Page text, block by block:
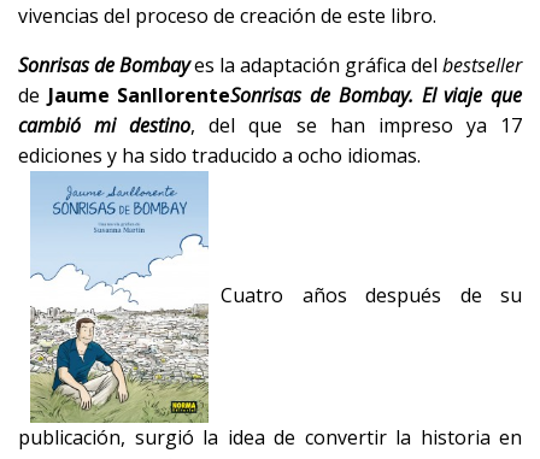
vivencias del proceso de creación de este libro.
Sonrisas de Bombayes la adaptación gráfica del bestseller
de Jaume SanllorenteSonrisas de Bombay. El viaje que
cambió mi destino, del que se han impreso ya 17
ediciones y ha sido traducido a ocho idiomas.
Cuatro años después de su
publicación, surgió la idea de convertir la historia en